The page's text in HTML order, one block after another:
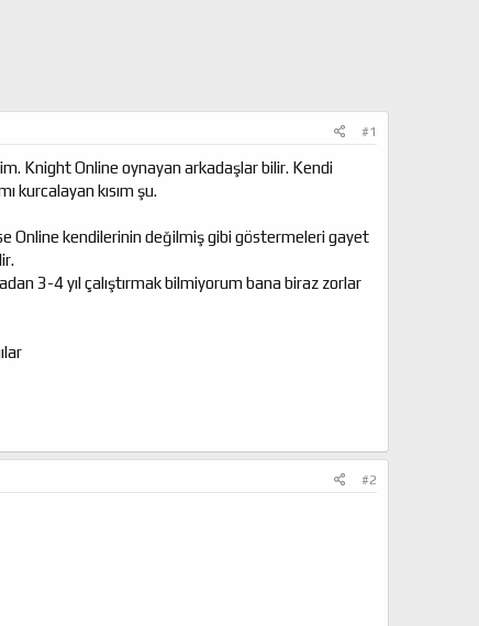
#1
Knight Online oynayan arkadaşlar bilir. Kendi
kurcalayan kısım şu.
Online kendilerinin değilmiş gibi göstermeleri gayet
3-4 yıl çalıştırmak bilmiyorum bana biraz zorlar
#2